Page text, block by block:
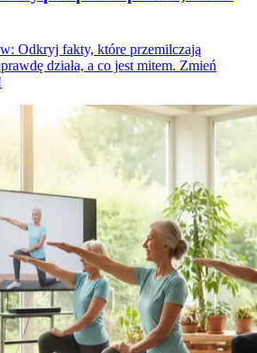
Odkryj fakty, które przemilczają
działa, a co jest mitem. Zmień